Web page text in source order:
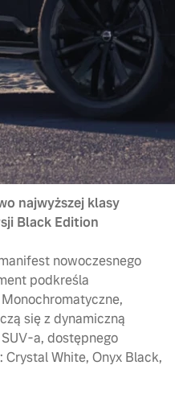
najwyższej klasy
Black Edition
nowoczesnego
podkreśla
się z dynamiczną
a, dostępnego
White, Onyx Black,